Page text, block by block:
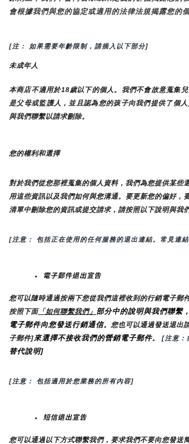
會根據我們與您的協定或適用的法律法規揭露您的個
[注： 如果需要年齡限制，請插入以下部分]
未成年人
本商店不適用於18歲以下的個人。我們不會故意蒐集
是父母或監護人，並且認為您的孩子向我們提供了個
與我們聯繫以請求刪除。
您的權利和選擇
對於我們從您那裡蒐集的個人資料，我們為您提供某些
用這些資訊以及我們如何與您溝通。要更新您的偏好，
清單中刪除您的資訊或提交請求，請按照以下說明與我
[注意： 包括正在使用的任何服務的退出連結。常見連
電子郵件退出宣告
您可以隨時通過按兩下您從我們這裡收到的行銷電子郵
按照下面「如何聯繫我們」 部分中的說明與我們聯繫
電子郵件向您發送行銷通信。您也可以通過發送退出
子郵件]來選擇不接收我們的營銷電子郵件。 [注意：
替代說明]
[注意： 包括適用於您業務的所有內容]
短信退出宣告
您可以通過以下方式聯繫我們，要求我們不要向您發送簡